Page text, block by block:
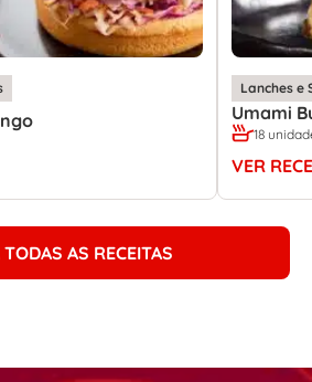
Lanches e
Umami
18
VER
AS RECEITAS